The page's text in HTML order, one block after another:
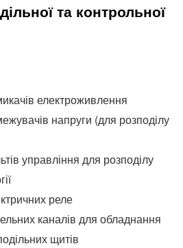
та контрольної
електроживлення
напруги (для розподілу
управління для розподілу
реле
каналів для обладнання
щитів